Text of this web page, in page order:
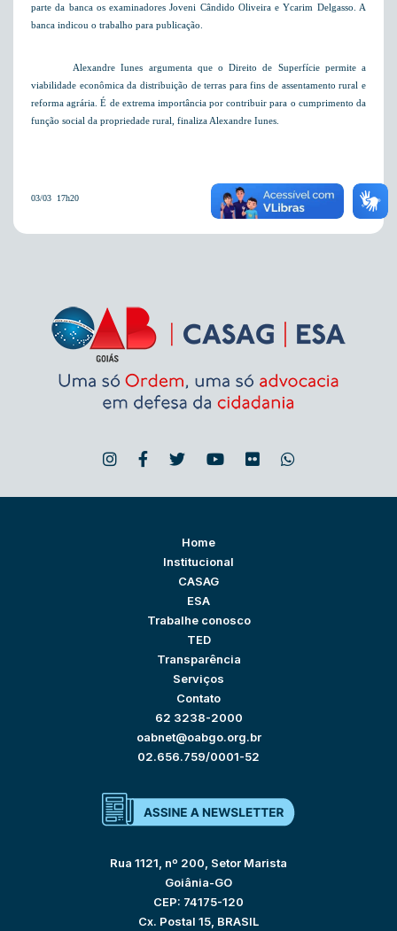
parte da banca os examinadores Joveni Cândido Oliveira e Ycarim Delgasso. A
banca indicou o trabalho para publicação.
Alexandre Iunes argumenta que o Direito de Superfície permite a
viabilidade econômica da distribuição de terras para fins de assentamento rural e
reforma agrária. É de extrema importância por contribuir para o cumprimento da
função social da propriedade rural, finaliza Alexandre Iunes.
03/03  17h20
Home
Institucional
CASAG
ESA
Trabalhe conosco
TED
Transparência
Serviços
Contato
62 3238-2000
oabnet@oabgo.org.br
02.656.759/0001-52
Rua 1121, nº 200, Setor Marista
Goiânia-GO
CEP: 74175-120
Cx. Postal 15, BRASIL